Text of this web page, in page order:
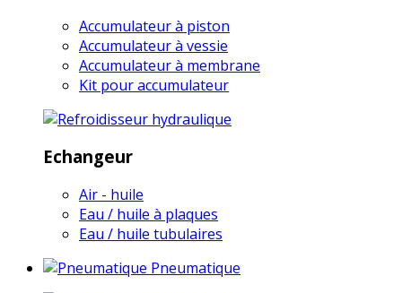
Accumulateur à piston
Accumulateur à vessie
Accumulateur à membrane
Kit pour accumulateur
Echangeur
Air - huile
Eau / huile à plaques
Eau / huile tubulaires
Pneumatique